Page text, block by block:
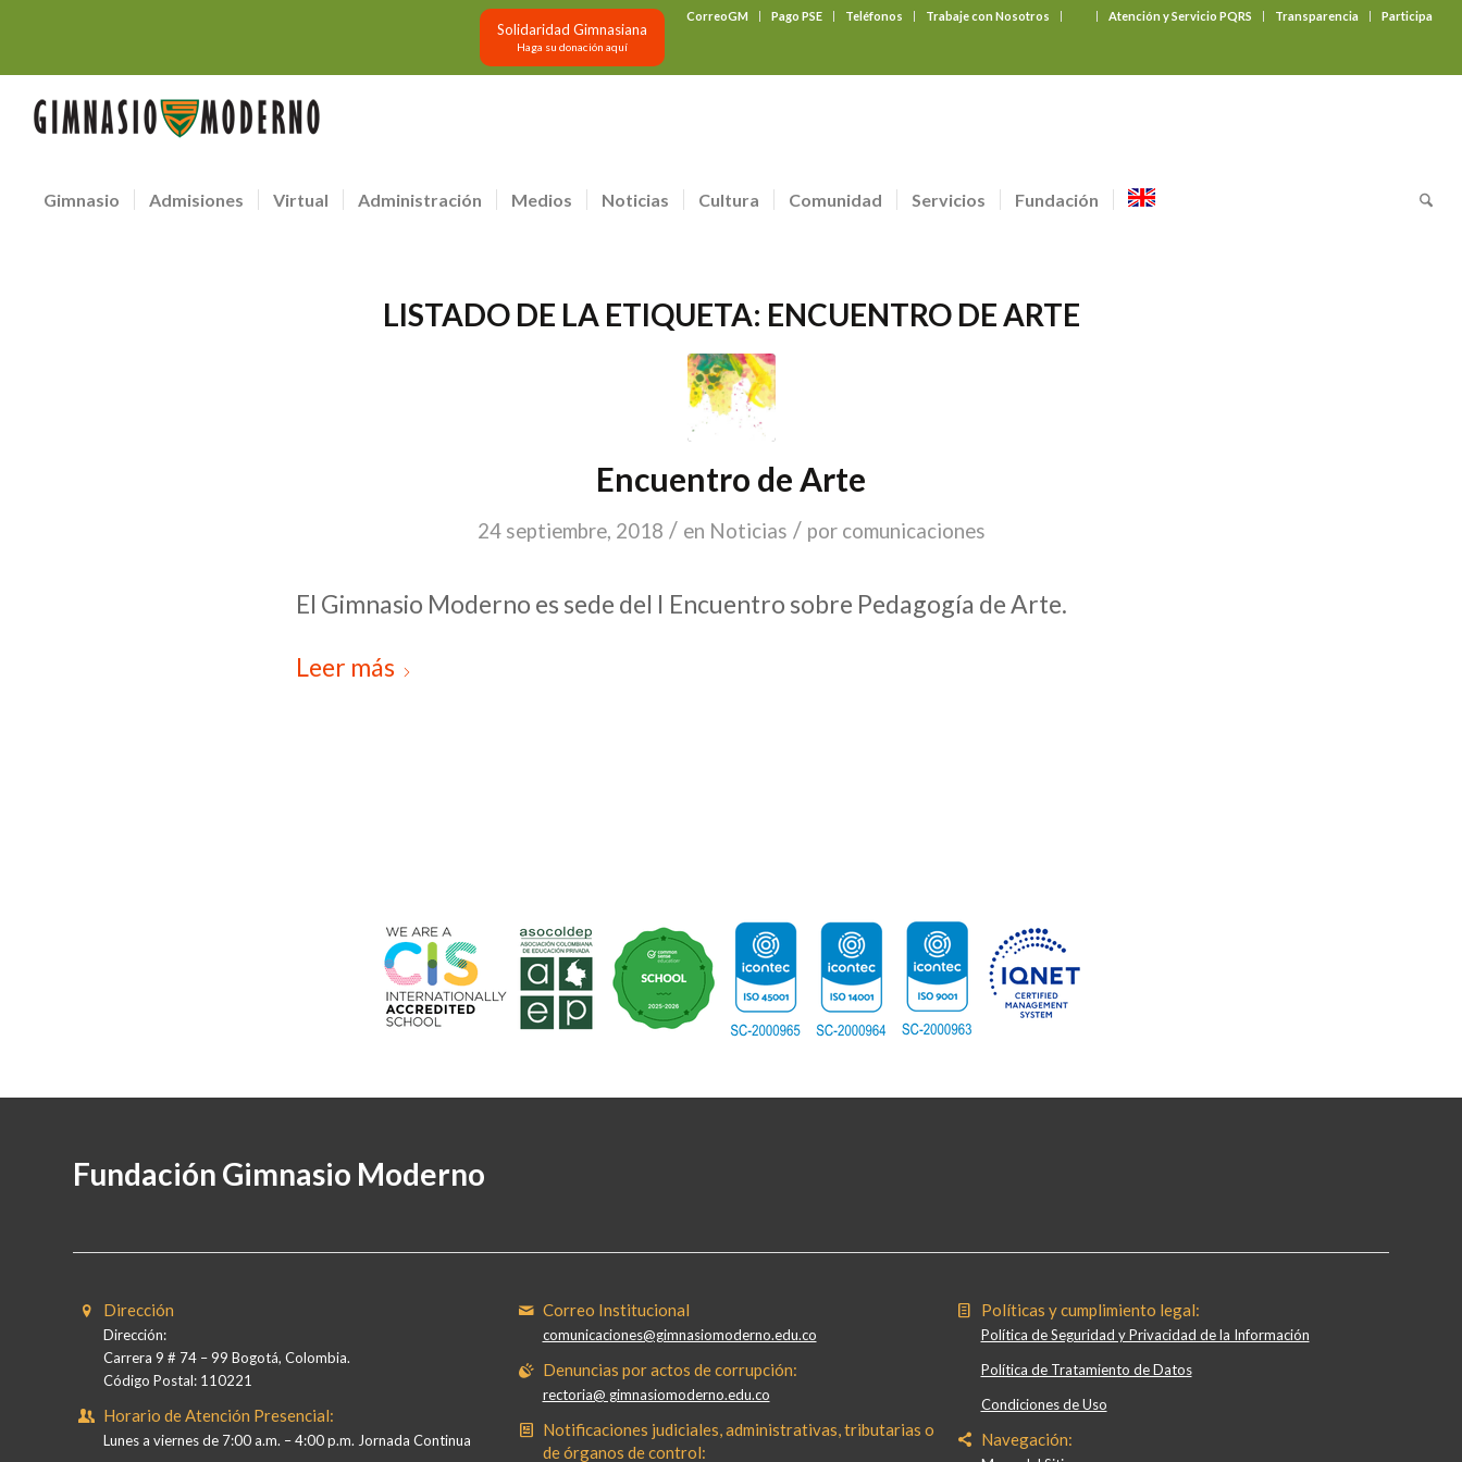
CorreoGM Pago PSE Teléfonos Trabaje con Nosotros Atención y Servicio PQRS Transparencia Participa
Solidaridad Gimnasiana
Haga su donación aquí
Gimnasio Admisiones Virtual Administración Medios Noticias Cultura Comunidad Servicios Fundación
LISTADO DE LA ETIQUETA: ENCUENTRO DE ARTE
Encuentro de Arte
24 septiembre, 2018 / en Noticias / por comunicaciones
El Gimnasio Moderno es sede del I Encuentro sobre Pedagogía de Arte.
Leer más
Fundación Gimnasio Moderno
Dirección
Dirección:
Carrera 9 # 74 – 99 Bogotá, Colombia.
Código Postal: 110221
Horario de Atención Presencial:
Lunes a viernes de 7:00 a.m. – 4:00 p.m. Jornada Continua
Correo Institucional
comunicaciones@gimnasiomoderno.edu.co
Denuncias por actos de corrupción:
rectoria@ gimnasiomoderno.edu.co
Notificaciones judiciales, administrativas, tributarias o
de órganos de control:
Políticas y cumplimiento legal:
Política de Seguridad y Privacidad de la Información
Política de Tratamiento de Datos
Condiciones de Uso
Navegación: